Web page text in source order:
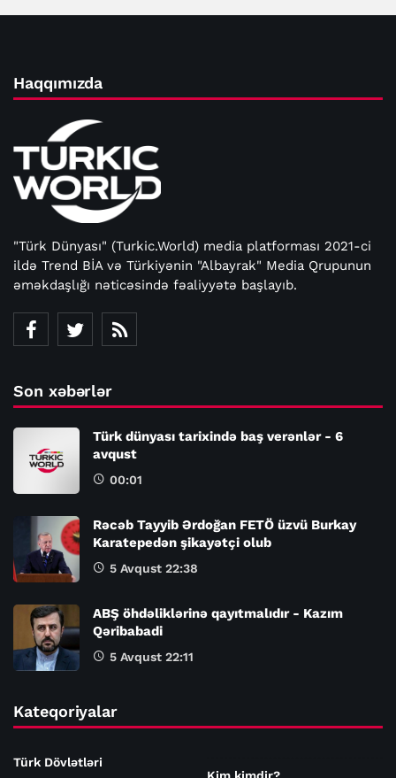
Haqqımızda
"Türk Dünyası" (Turkic.World) media platforması 2021-ci
ildə Trend BİA və Türkiyənin "Albayrak" Media Qrupunun
əməkdaşlığı nəticəsində fəaliyyətə başlayıb.
Son xəbərlər
Türk dünyası tarixində baş verənlər - 6
avqust
00:01
Rəcəb Tayyib Ərdoğan FETÖ üzvü Burkay
Karatepedən şikayətçi olub
5 Avqust 22:38
ABŞ öhdəliklərinə qayıtmalıdır - Kazım
Qəribabadi
5 Avqust 22:11
Kateqoriyalar
Türk Dövlətləri